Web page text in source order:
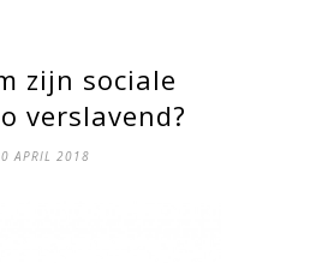
zijn sociale
verslavend?
APRIL 2018